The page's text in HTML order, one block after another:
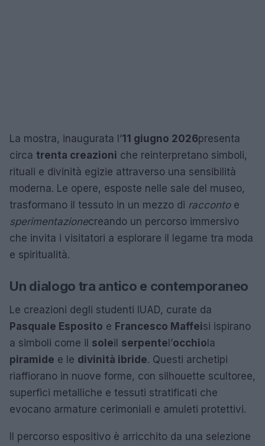
La mostra, inaugurata l’11 giugno 2026presenta
circa trenta creazioni che reinterpretano simboli,
rituali e divinità egizie attraverso una sensibilità
moderna. Le opere, esposte nelle sale del museo,
trasformano il tessuto in un mezzo di raccontoe
sperimentazionecreando un percorso immersivo
che invita i visitatori a esplorare il legame tra moda
e spiritualità.
Un dialogo tra antico e contemporaneo
Le creazioni degli studenti IUAD, curate da
Pasquale Esposito e Francesco Maffeisi ispirano
a simboli come il soleil serpente l’occhio la
piramide e le divinità ibride. Questi archetipi
riaffiorano in nuove forme, con silhouette scultoree,
superfici metalliche e tessuti stratificati che
evocano armature cerimoniali e amuleti protettivi.
Il percorso espositivo è arricchito da una selezione